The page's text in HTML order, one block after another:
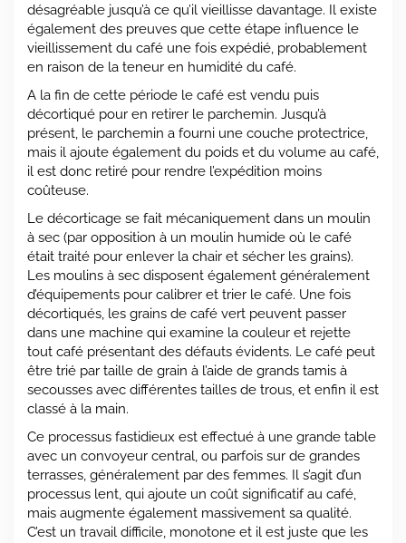
désagréable jusqu’à ce qu’il vieillisse davantage. Il existe
également des preuves que cette étape influence le
vieillissement du café une fois expédié, probablement
en raison de la teneur en humidité du café.
A la fin de cette période le café est vendu puis
décortiqué pour en retirer le parchemin. Jusqu’à
présent, le parchemin a fourni une couche protectrice,
mais il ajoute également du poids et du volume au café,
il est donc retiré pour rendre l’expédition moins
coûteuse.
Le décorticage se fait mécaniquement dans un moulin
à sec (par opposition à un moulin humide où le café
était traité pour enlever la chair et sécher les grains).
Les moulins à sec disposent également généralement
d’équipements pour calibrer et trier le café. Une fois
décortiqués, les grains de café vert peuvent passer
dans une machine qui examine la couleur et rejette
tout café présentant des défauts évidents. Le café peut
être trié par taille de grain à l’aide de grands tamis à
secousses avec différentes tailles de trous, et enfin il est
classé à la main.
Ce processus fastidieux est effectué à une grande table
avec un convoyeur central, ou parfois sur de grandes
terrasses, généralement par des femmes. Il s’agit d’un
processus lent, qui ajoute un coût significatif au café,
mais augmente également massivement sa qualité.
C’est un travail difficile, monotone et il est juste que les